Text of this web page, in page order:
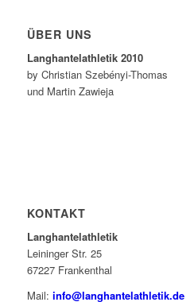
ÜBER UNS
Langhantelathletik 2010
by Christian Szebényi-Thomas
und Martin Zawieja
KONTAKT
Langhantelathletik
Leininger Str. 25
67227 Frankenthal
Mail: info@langhantelathletik.de